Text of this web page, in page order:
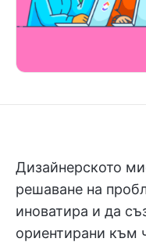
Дизайнерското
решаване на
иноватира и да
ориентирани към